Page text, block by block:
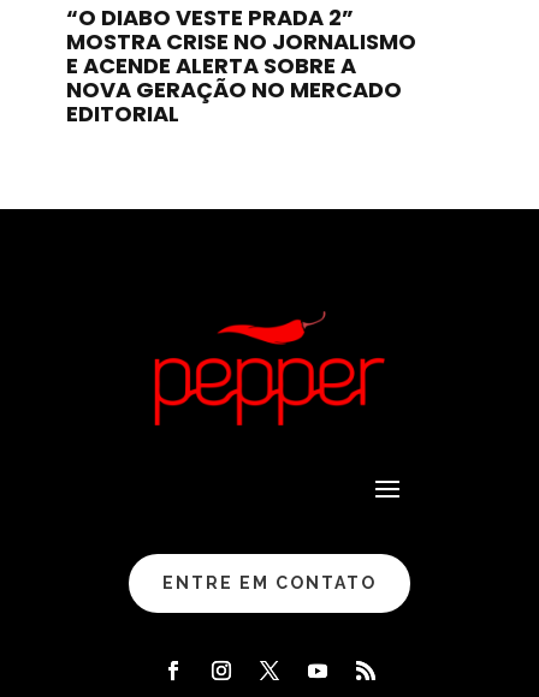
“O DIABO VESTE PRADA 2”
MOSTRA CRISE NO JORNALISMO
E ACENDE ALERTA SOBRE A
NOVA GERAÇÃO NO MERCADO
EDITORIAL
ENTRE EM CONTATO